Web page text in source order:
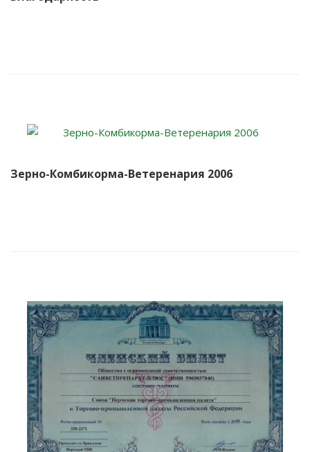
Зерно-Комбикорма-Ветеренария 2006